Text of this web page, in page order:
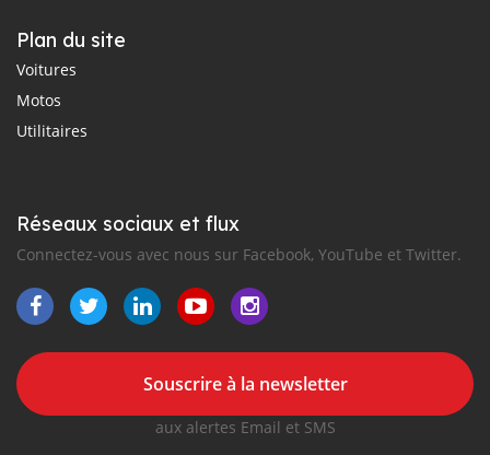
Plan du site
Voitures
Motos
Utilitaires
Réseaux sociaux et flux
Connectez-vous avec nous sur Facebook, YouTube et Twitter.
Souscrire à la newsletter
aux alertes Email et SMS